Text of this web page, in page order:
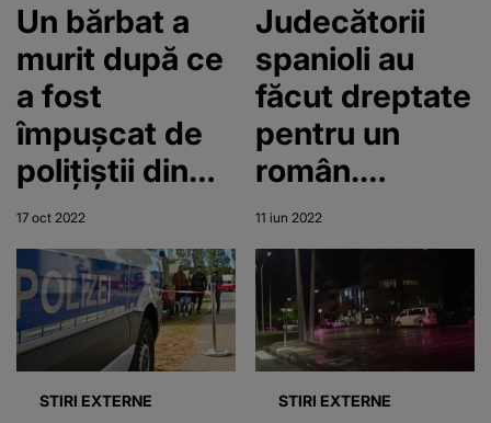
Un bărbat a
murit după ce
a fost
împușcat de
polițiștii din
Anglia. El
urma să se
întoarcă în
România
peste o lună
17 oct 2022
Judecătorii
spanioli au
făcut dreptate
pentru un
român.
Bărbatul a fost
ucis într-un
parc
11 iun 2022
STIRI EXTERNE STIRI EXTERNE